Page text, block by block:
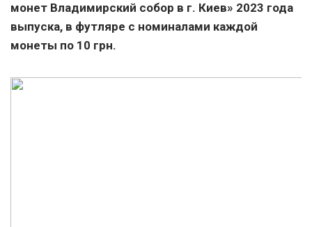
монет Владимирский собор в г. Киев» 2023 года
выпуска, в футляре с номиналами каждой
монеты по 10 грн.